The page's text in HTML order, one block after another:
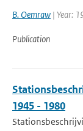
B. Oemraw | Year:
Publication
1945 - 1980